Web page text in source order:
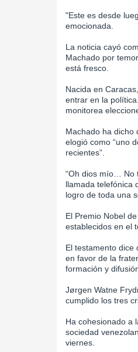
"Este es desde
emocionada.
La noticia cayó
Machado por
está fresco.
Nacida en
entrar en la
monitorea
Machado ha dicho
elogió como “uno
recientes”.
“Oh dios mío… No
llamada telefónica
logro de toda una
El Premio Nobel
establecidos en el
El testamento dice
en favor de la
formación y
Jørgen Watne
cumplido los tres
Ha cohesionado a
sociedad
viernes.